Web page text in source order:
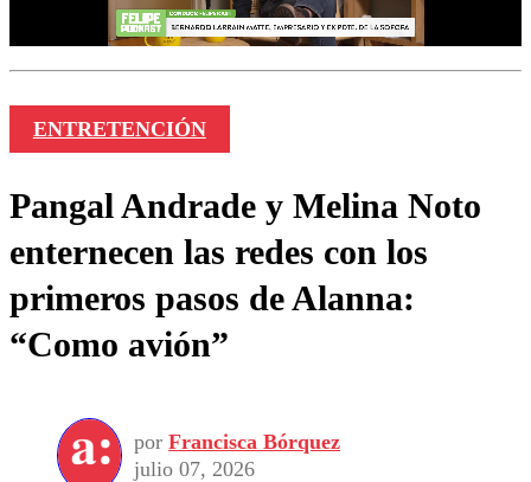
ENTRETENCIÓN
Pangal Andrade y Melina Noto
enternecen las redes con los
primeros pasos de Alanna:
“Como avión”
por Francisca Bórquez
julio 07, 2026